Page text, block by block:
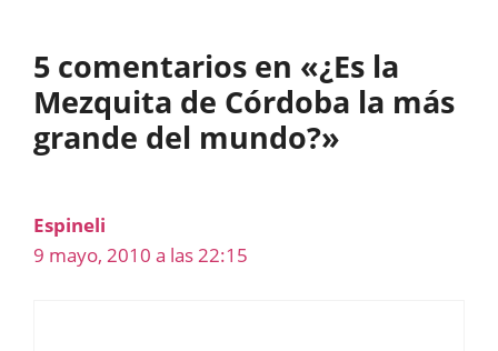
5 comentarios en «¿Es la
Mezquita de Córdoba la más
grande del mundo?»
Espineli
9 mayo, 2010 a las 22:15